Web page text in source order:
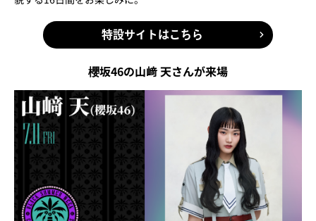
特設サイトはこちら
櫻坂46の山﨑 天さんが来場